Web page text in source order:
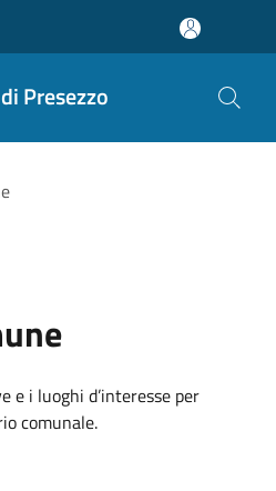
Presezzo
i luoghi d’interesse per
comunale.